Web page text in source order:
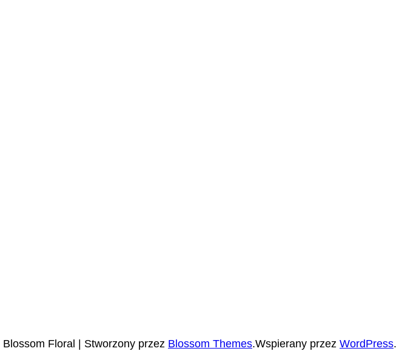
Blossom Floral | Stworzony przez Blossom Themes.Wspierany przez WordPress.